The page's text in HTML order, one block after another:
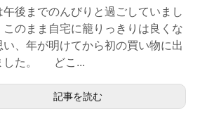
午後までのんびりと過ごしていまし
このまま自宅に籠りっきりは良くな
い、年が明けてから初の買い物に出
した。 どこ...
記事を読む